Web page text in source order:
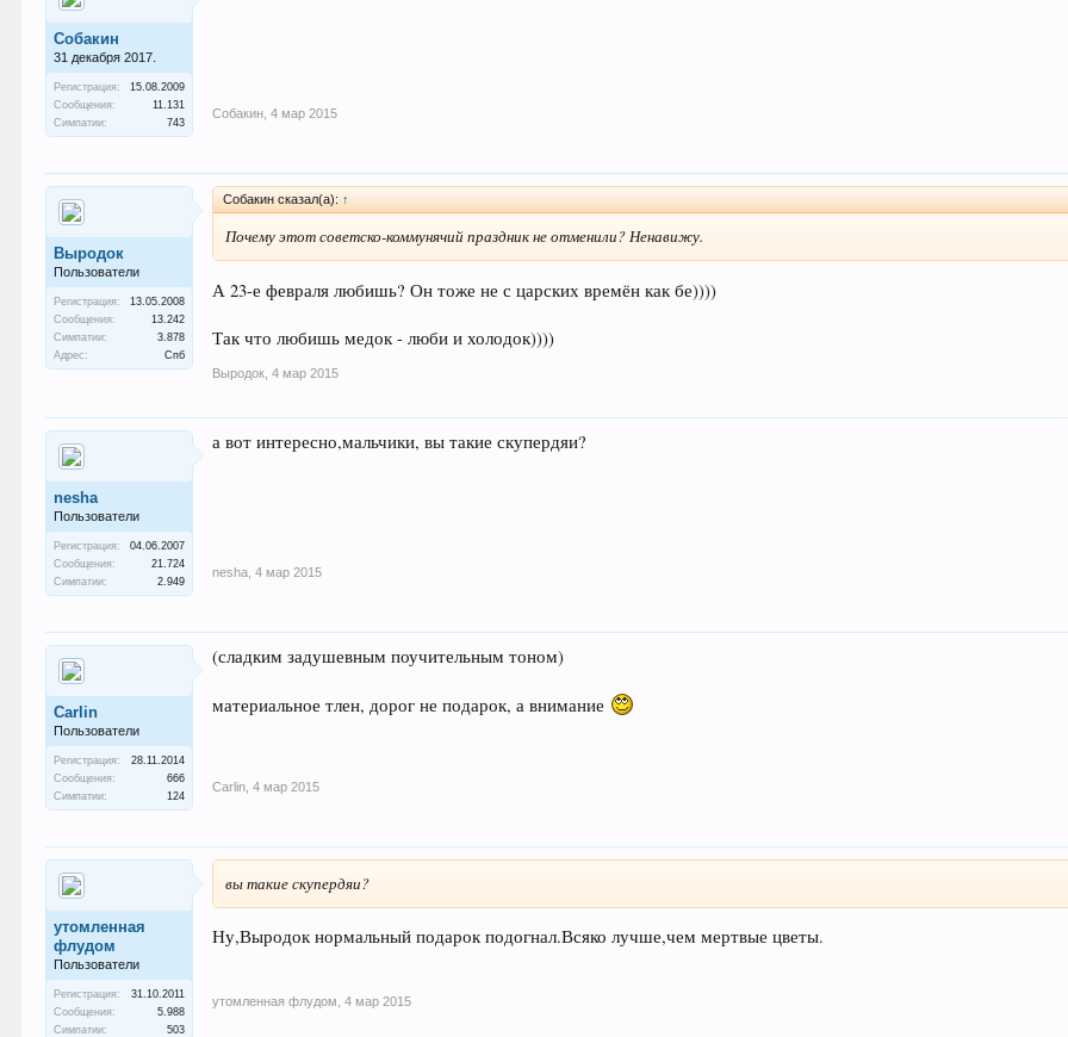
Собакин
31 декабря 2017.
Регистрация:
15.08.2009
Сообщения:
11.131
Симпатии:
743
Собакин 4 мар 2015
Выродок
Пользователи
Регистрация:
13.05.2008
Сообщения:
13.242
Симпатии:
3.878
Адрес:
Спб
Собакин сказал(а): ↑
Почему этот советско-коммунячий праздник не отменили? Ненавижу.
А 23-е февраля любишь? Он тоже не с царских времён как бе))))
Так что любишь медок - люби и холодок))))
Выродок 4 мар 2015
nesha
Пользователи
Регистрация:
04.06.2007
Сообщения:
21.724
Симпатии:
2.949
а вот интересно,мальчики, вы такие скупердяи?
nesha 4 мар 2015
Carlin
Пользователи
Регистрация:
28.11.2014
Сообщения:
666
Симпатии:
124
(сладким задушевным поучительным тоном)
материальное тлен, дорог не подарок, а внимание
Carlin 4 мар 2015
утомленная
флудом
Пользователи
Регистрация:
31.10.2011
Сообщения:
5.988
Симпатии:
503
вы такие скупердяи?
Ну,Выродок нормальный подарок подогнал.Всяко лучше,чем мертвые цветы.
утомленная флудом 4 мар 2015